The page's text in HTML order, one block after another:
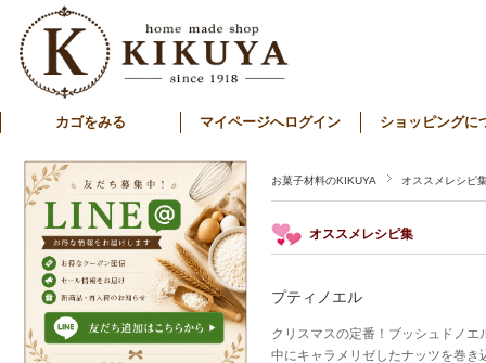
カゴをみる マイページへログイン ショッピングに
お菓子材料のKIKUYA オススメレシピ
オススメレシピ集
プティノエル
クリスマスの定番！ブッシュドノ
中にキャラメリゼしたナッツを巻